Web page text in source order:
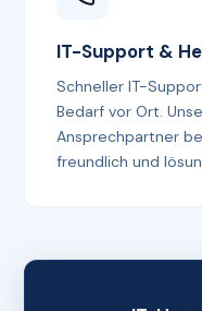
IT-Support &
Schneller IT-
Bedarf vor Ort.
Ansprechpartner
freundlich und